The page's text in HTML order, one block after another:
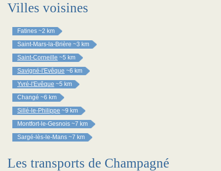
Villes voisines
Fatines ~2 km
Saint-Mars-la-Brière ~3 km
Saint-Corneille ~5 km
Savigné-l'Evêque ~6 km
Yvré-l'Evêque ~5 km
Changé ~6 km
Sillé-le-Philippe ~9 km
Montfort-le-Gesnois ~7 km
Sargé-lès-le-Mans ~7 km
Les transports de Champagné